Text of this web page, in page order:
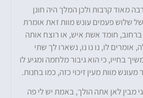
מאוד קרבות ולכן המלך היה חונן
של שלוש פעמים עונש מוות זאת אומרת
חומד אשת איש, או רוצח אותה
אומרים לו, נו נו נו, נשארו לך שתי
בחייו, כי הוא גיבור מלחמה ומגיע לו
מוות מעין זיכוי כזה, כמו בחנות.
מבין לאן אתה הולך, באמת יש לי פה